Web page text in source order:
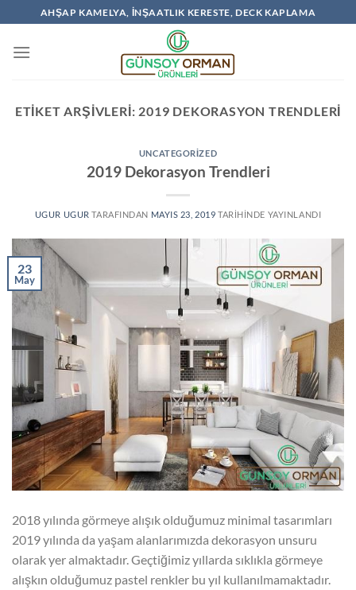
AHŞAP KAMELYA, İNŞAATLIK KERESTE, DECK KAPLAMA
ETIKET ARŞIVLERI: 2019 DEKORASYON TRENDLERI
UNCATEGORIZED
2019 Dekorasyon Trendleri
UGUR UGUR TARAFINDAN MAYIS 23, 2019 TARIHINDE YAYINLANDI
23
May
2018 yılında görmeye alışık olduğumuz minimal tasarımları
2019 yılında da yaşam alanlarımızda dekorasyon unsuru
olarak yer almaktadır. Geçtiğimiz yıllarda sıklıkla görmeye
alışkın olduğumuz pastel renkler bu yıl kullanılmamaktadır.